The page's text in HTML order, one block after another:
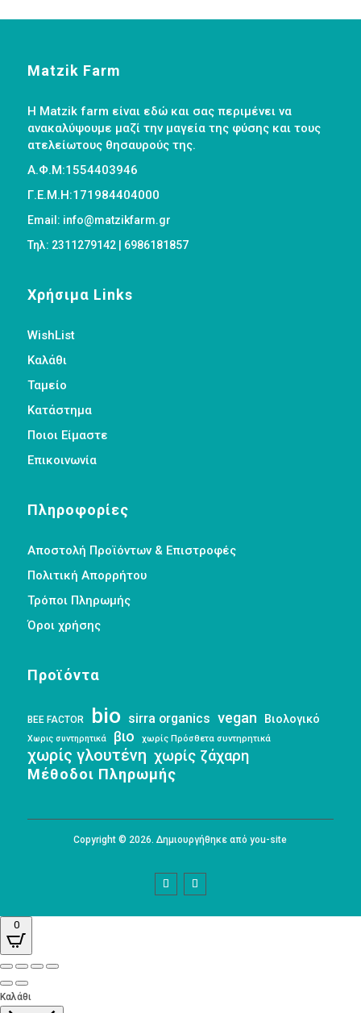
Matzik Farm
Η Matzik farm είναι εδώ και σας περιμένει να
ανακαλύψουμε μαζί την μαγεία της φύσης και τους
ατελείωτους θησαυρούς της.
Α.Φ.Μ:1554403946
Γ.Ε.Μ.Η:171984404000
Email: info@matzikfarm.gr
Τηλ: 2311279142 | 6986181857
Χρήσιμα Links
WishList
Καλάθι
Ταμείο
Κατάστημα
Ποιοι Είμαστε
Επικοινωνία
Πληροφορίες
Αποστολή Προϊόντων & Επιστροφές
Πολιτική Απορρήτου
Τρόποι Πληρωμής
Όροι χρήσης
Προϊόντα
BEE FACTOR bio sirra organics vegan Βιολογικό
Χωρις συντηρητικά βιο χωρίς Πρόσθετα συντηρητικά
χωρίς γλουτένη χωρίς ζάχαρη
Μέθοδοι Πληρωμής
Copyright © 2026. Δημιουργήθηκε από you-site
0
Καλάθι